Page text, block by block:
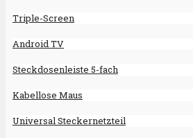
Triple-Screen
Android TV
Steckdosenleiste 5-fach
Kabellose Maus
Universal Steckernetzteil